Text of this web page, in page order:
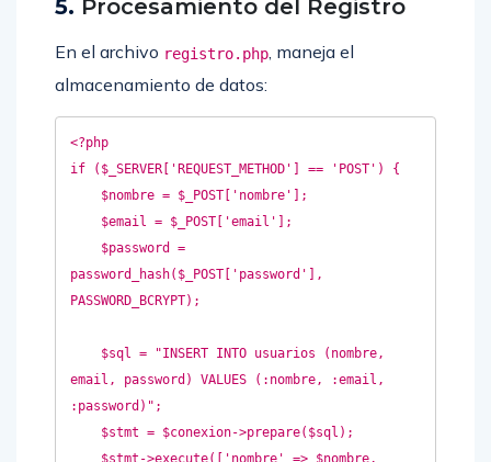
5. Procesamiento del Registro
En el archivo registro.php, maneja el
almacenamiento de datos:
<?php
if ($_SERVER['REQUEST_METHOD'] == 'POST') {
password_hash($_POST['password'],
PASSWORD_BCRYPT);
email, password) VALUES (:nombre, :email,
:password)";